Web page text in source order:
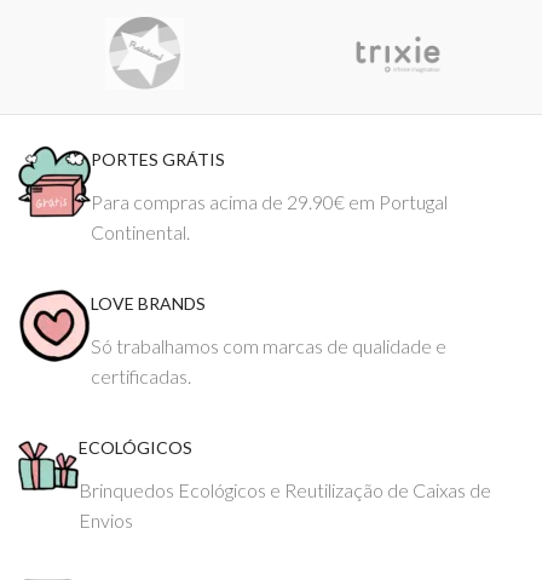
PORTES GRÁTIS
Para compras acima de 29.90€ em Portugal
Continental.
LOVE BRANDS
Só trabalhamos com marcas de qualidade e
certificadas.
ECOLÓGICOS
Brinquedos Ecológicos e Reutilização de Caixas de
Envios